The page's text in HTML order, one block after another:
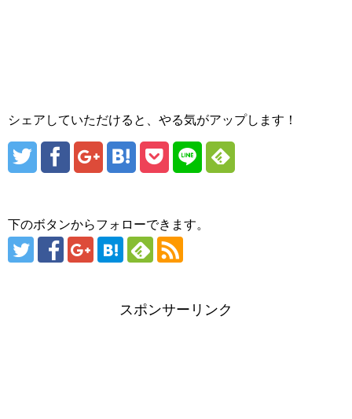
シェアしていただけると、やる気がアップします！
下のボタンからフォローできます。
スポンサーリンク